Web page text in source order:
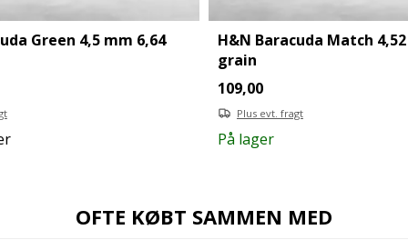
Green 4,5 mm 6,64
H&N Baracuda Match
grain
109,00
Plus evt. fragt
På lager
OFTE KØBT SAMMEN MED